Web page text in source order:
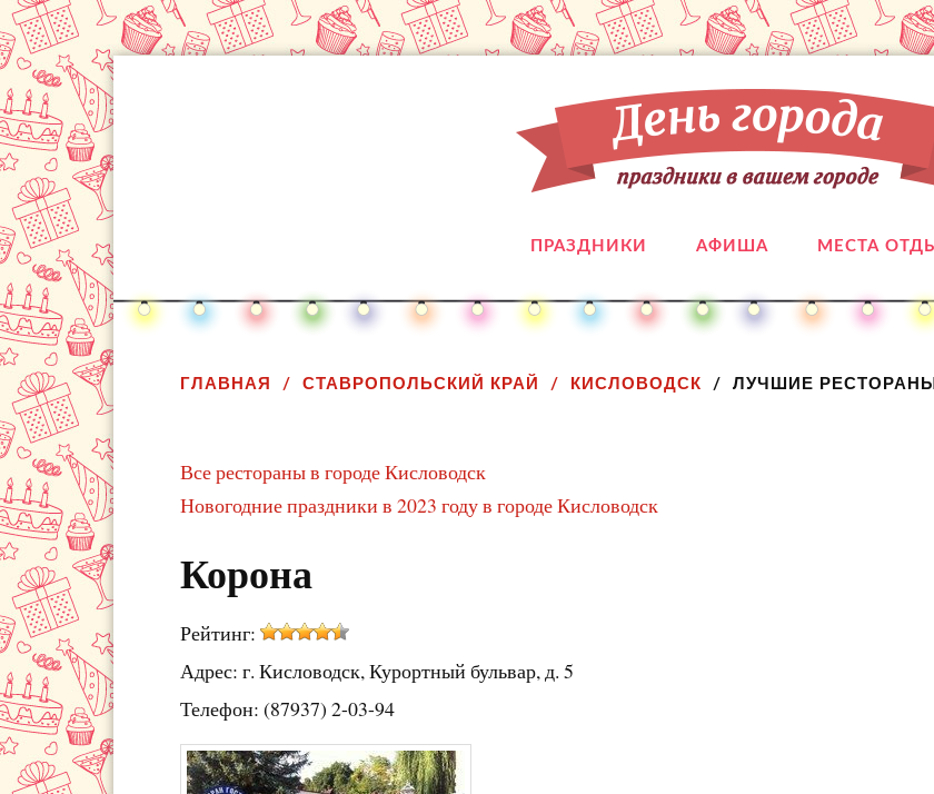
ПРАЗДНИКИ АФИША МЕСТА
ГЛАВНАЯ СТАВРОПОЛЬСКИЙ КРАЙ КИСЛОВОДСК ЛУЧШИЕ
Все рестораны в городе Кисловодск
Новогодние праздники в 2023 году в городе Кисловодск
Корона
Рейтинг:
Адрес: г. Кисловодск, Курортный бульвар, д. 5
Телефон: (87937) 2-03-94